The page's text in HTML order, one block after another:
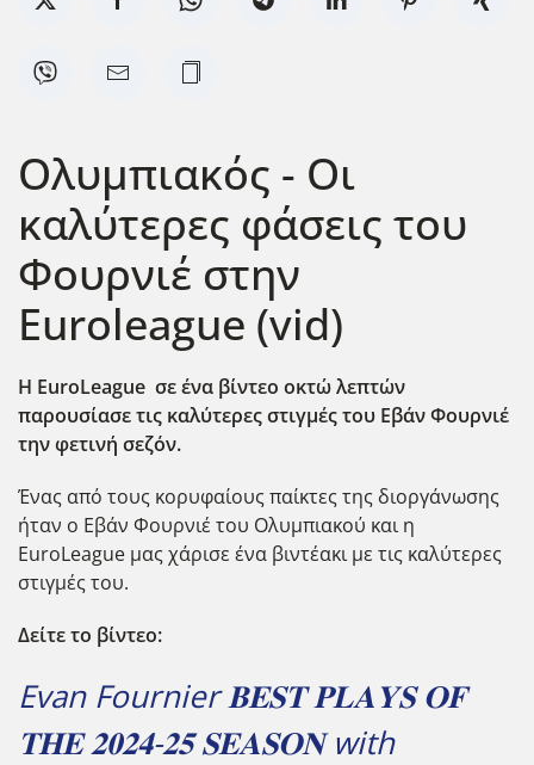
Ολυμπιακός - Οι
καλύτερες φάσεις του
Φουρνιέ στην
Euroleague (vid)
Η EuroLeague σε ένα βίντεο οκτώ λεπτών
παρουσίασε τις καλύτερες στιγμές του Εβάν Φουρνιέ
την φετινή σεζόν.
Ένας από τους κορυφαίους παίκτες της διοργάνωσης
ήταν ο Εβάν Φουρνιέ του Ολυμπιακού και η
EuroLeague μας χάρισε ένα βιντέακι με τις καλύτερες
στιγμές του.
Δείτε το βίντεο:
Evan Fournier 𝐁𝐄𝐒𝐓 𝐏𝐋𝐀𝐘𝐒 𝐎𝐅
𝐓𝐇𝐄 𝟐𝟎𝟐𝟒-𝟐𝟓 𝐒𝐄𝐀𝐒𝐎𝐍 with